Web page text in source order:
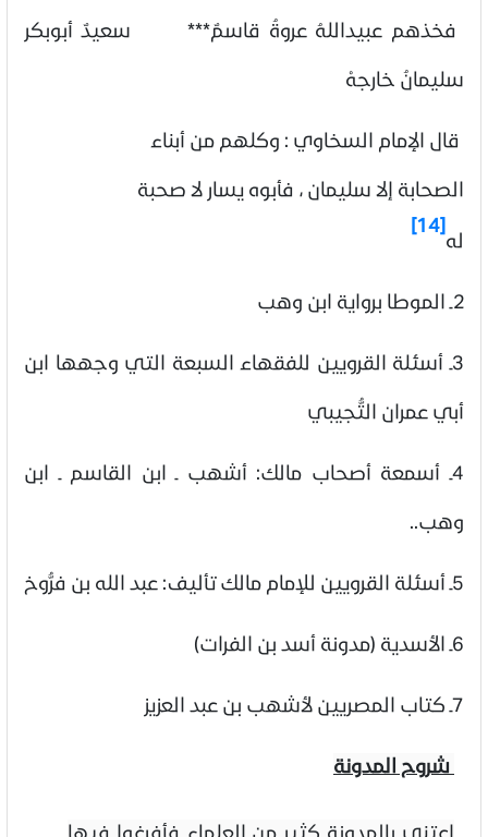
فخذهم عبيداللهُ عروةُ قاسمٌ*** سعيدٌ أبوبكر
سليمانُ خارجهْ
قال الإمام السخاوي : وكلهم من أبناء
الصحابة إلا سليمان ، فأبوه يسار لا صحبة
له
الموطا برواية ابن وهب
أسئلة القرويين للفقهاء السبعة التي وجهها ابن
أبي عمران التُّجيبي
أسمعة أصحاب مالك: أشهب ـ ابن القاسم ـ ابن
وهب..
أسئلة القرويين للإمام مالك تأليف: عبد الله بن فرُّوخ
الأسدية (مدونة أسد بن الفرات)
كتاب المصريين لأشهب بن عبد العزيز
شروح المدونة
اعتنى بالمدونة كثير من العلماء فأفرغوا فيها